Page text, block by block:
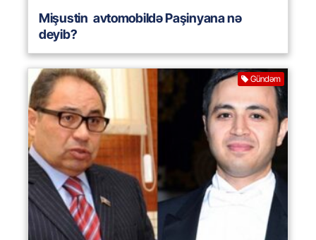
Mişustin avtomobildə Paşinyana nə
deyib?
Gündəm